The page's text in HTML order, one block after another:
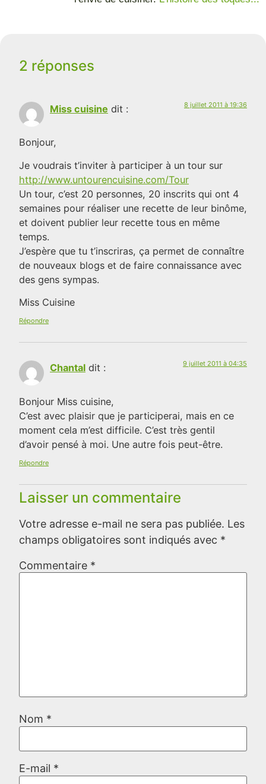
2 réponses
Miss cuisine dit : 8 juillet 2011 à 19:36
Bonjour,
Je voudrais t’inviter à participer à un tour sur
http://www.untourencuisine.com/Tour
Un tour, c’est 20 personnes, 20 inscrits qui ont 4
semaines pour réaliser une recette de leur binôme,
et doivent publier leur recette tous en même
temps.
J’espère que tu t’inscriras, ça permet de connaître
de nouveaux blogs et de faire connaissance avec
des gens sympas.
Miss Cuisine
Répondre
Chantal dit : 9 juillet 2011 à 04:35
Bonjour Miss cuisine,
C’est avec plaisir que je participerai, mais en ce
moment cela m’est difficile. C’est très gentil
d’avoir pensé à moi. Une autre fois peut-être.
Répondre
Laisser un commentaire
Votre adresse e-mail ne sera pas publiée. Les
champs obligatoires sont indiqués avec *
Commentaire *
Nom *
E-mail *